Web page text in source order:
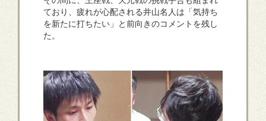
ており、疲れが心配される井山名人は「気持ち
を新たに打ちたい」と前向きのコメントを残し
た。